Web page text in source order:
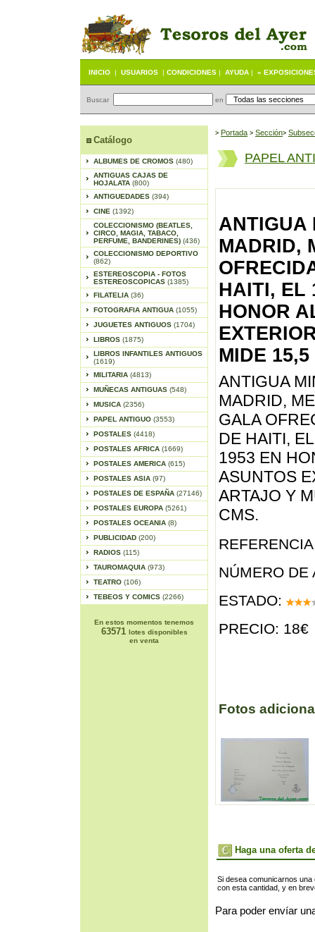
INICIO | USUARIOS | CONDICIONES | AYUDA | «
Buscar en
Catálogo
ALBUMES DE CROMOS (480)
ANTIGUAS CAJAS DE
HOJALATA (800)
ANTIGUEDADES (394)
CINE (1392)
COLECCIONISMO (BEATLES,
CIRCO, MAGIA, TABACO,
PERFUME, BANDERINES) (436)
COLECCIONISMO DEPORTIVO
(862)
ESTEREOSCOPIA - FOTOS
ESTEREOSCOPICAS (1385)
FILATELIA (36)
FOTOGRAFIA ANTIGUA (1055)
JUGUETES ANTIGUOS (1704)
LIBROS (1875)
LIBROS INFANTILES ANTIGUOS
(1619)
MILITARIA (4813)
MUÑECAS ANTIGUAS (548)
MUSICA (2356)
PAPEL ANTIGUO (3553)
POSTALES (4418)
POSTALES AFRICA (1669)
POSTALES AMERICA (615)
POSTALES ASIA (97)
POSTALES DE ESPAÑA (27146)
POSTALES EUROPA (5261)
POSTALES OCEANIA (8)
PUBLICIDAD (200)
RADIOS (115)
TAUROMAQUIA (973)
TEATRO (106)
TEBEOS Y COMICS (2266)
En estos momentos tenemos
63571 lotes disponibles
en venta
> Portada > Sección>
PAPEL
ANTIGUA
MADRID,
HAITI, EL
HONOR
MIDE
ANTIGUA
MADRID,
GALA
DE HAITI,
1953 EN
ASUNTOS
ARTAJO Y
CMS.
NÚMERO DE
ESTADO:
PRECIO: 18€
Fotos
Haga una oferta
Si desea comunicarnos
con esta cantidad, y en
Para poder envíar